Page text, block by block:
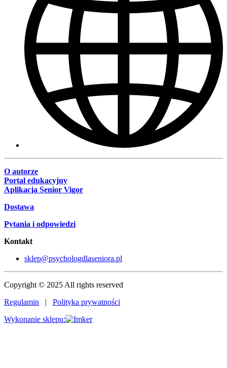
O autorze
Portal edukacyjny
Aplikacja Senior Vigor
Dostawa
Pytania i odpowiedzi
Kontakt
sklep@psychologdlaseniora.pl
Copyright © 2025 All rights reserved
Regulamin | Polityka prywatności
Wykonanie sklepu: